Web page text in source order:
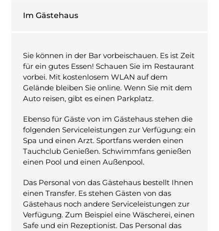
Im Gästehaus
Sie können in der Bar vorbeischauen. Es ist Zeit
für ein gutes Essen! Schauen Sie im Restaurant
vorbei. Mit kostenlosem WLAN auf dem
Gelände bleiben Sie online. Wenn Sie mit dem
Auto reisen, gibt es einen Parkplatz.
Ebenso für Gäste von im Gästehaus stehen die
folgenden Serviceleistungen zur Verfügung: ein
Spa und einen Arzt. Sportfans werden einen
Tauchclub Genießen. Schwimmfans genießen
einen Pool und einen Außenpool.
Das Personal von das Gästehaus bestellt Ihnen
einen Transfer. Es stehen Gästen von das
Gästehaus noch andere Serviceleistungen zur
Verfügung. Zum Beispiel eine Wäscherei, einen
Safe und ein Rezeptionist. Das Personal das